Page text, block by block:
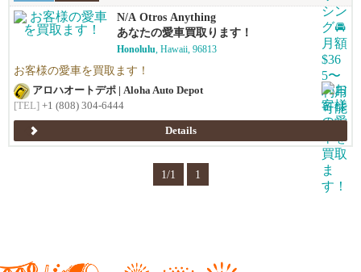
N/A Otros Anything
あなたの愛車買取ります！
Honolulu, Hawaii, 96813
お客様の愛車を買取ます！
アロハオートデポ | Aloha Auto Depot
[TEL] +1 (808) 304-6444
Details
1/1 1